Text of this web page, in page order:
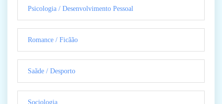
Psicologia / Desenvolvimento Pessoal
Romance / Ficãão
Saãde / Desporto
Sociologia